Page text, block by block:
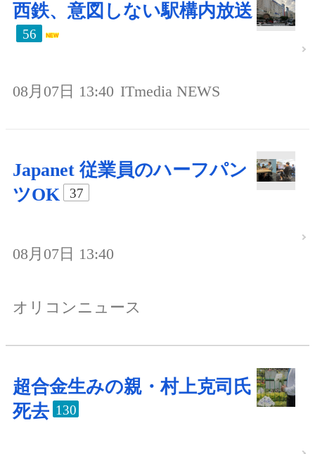
西鉄、意図しない駅構内放送
56
08月07日 13:40 ITmedia NEWS
Japanet 従業員のハーフパン
ツOK
37
08月07日 13:40
オリコンニュース
超合金生みの親・村上克司氏
死去 130